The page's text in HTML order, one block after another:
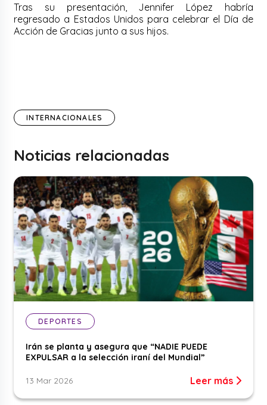
Tras su presentación, Jennifer López habría
regresado a Estados Unidos para celebrar el Día de
Acción de Gracias junto a sus hijos.
INTERNACIONALES
Noticias relacionadas
DEPORTES
Irán se planta y asegura que “NADIE PUEDE
EXPULSAR a la selección iraní del Mundial”
13 Mar 2026 Leer más